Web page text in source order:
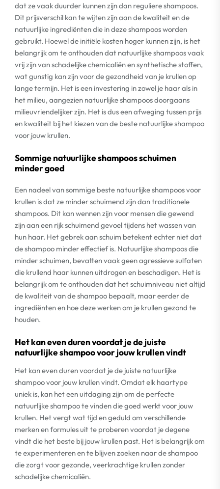
dat ze vaak duurder kunnen zijn dan reguliere shampoos.
Dit prijsverschil kan te wijten zijn aan de kwaliteit en de
natuurlijke ingrediënten die in deze shampoos worden
gebruikt. Hoewel de initiële kosten hoger kunnen zijn, is het
belangrijk om te onthouden dat natuurlijke shampoos vaak
vrij zijn van schadelijke chemicaliën en synthetische stoffen,
wat gunstig kan zijn voor de gezondheid van je krullen op
lange termijn. Het is een investering in zowel je haar als in
het milieu, aangezien natuurlijke shampoos doorgaans
milieuvriendelijker zijn. Het is dus een afweging tussen prijs
en kwaliteit bij het kiezen van de beste natuurlijke shampoo
voor jouw krullen.
Sommige natuurlijke shampoos schuimen
minder goed
Een nadeel van sommige beste natuurlijke shampoos voor
krullen is dat ze minder schuimend zijn dan traditionele
shampoos. Dit kan wennen zijn voor mensen die gewend
zijn aan een rijk schuimend gevoel tijdens het wassen van
hun haar. Het gebrek aan schuim betekent echter niet dat
de shampoo minder effectief is. Natuurlijke shampoos die
minder schuimen, bevatten vaak geen agressieve sulfaten
die krullend haar kunnen uitdrogen en beschadigen. Het is
belangrijk om te onthouden dat het schuimniveau niet altijd
de kwaliteit van de shampoo bepaalt, maar eerder de
ingrediënten en hoe deze werken om je krullen gezond te
houden.
Het kan even duren voordat je de juiste
natuurlijke shampoo voor jouw krullen vindt
Het kan even duren voordat je de juiste natuurlijke
shampoo voor jouw krullen vindt. Omdat elk haartype
uniek is, kan het een uitdaging zijn om de perfecte
natuurlijke shampoo te vinden die goed werkt voor jouw
krullen. Het vergt wat tijd en geduld om verschillende
merken en formules uit te proberen voordat je degene
vindt die het beste bij jouw krullen past. Het is belangrijk om
te experimenteren en te blijven zoeken naar de shampoo
die zorgt voor gezonde, veerkrachtige krullen zonder
schadelijke chemicaliën.